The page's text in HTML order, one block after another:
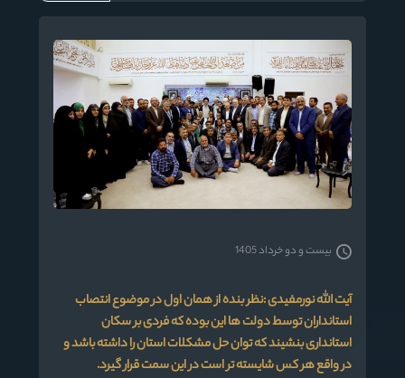
آیت الله نورمفیدی :نظر بنده از همان اول در موضوع انتصاب
استانداران توسط دولت ها این بوده که فردی بر سکان
استانداری بنشیند که توان حل مشکلات استان را داشته باشد و
در واقع هر کس شایسته تر است در این سمت قرار گیرد.
بیست و دو خرداد 1405